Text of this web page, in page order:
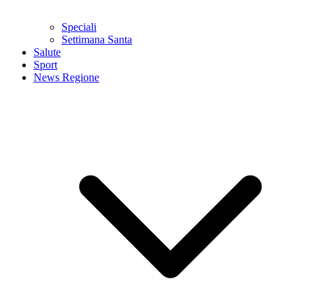
Speciali
Settimana Santa
Salute
Sport
News Regione